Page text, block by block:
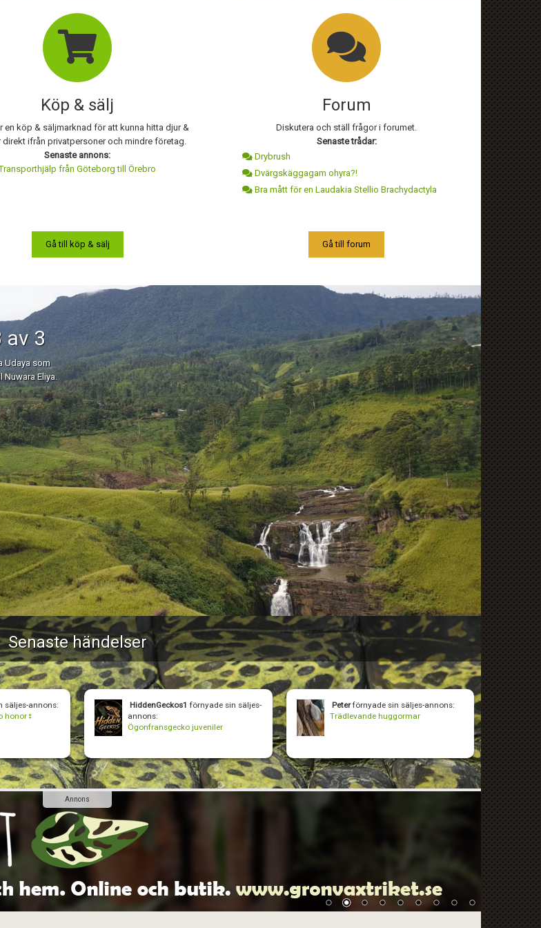
Köp & sälj
en köp & säljmarknad för att kunna hitta djur &
direkt ifrån privatpersoner och mindre företag.
Senaste annons:
från Göteborg till Örebro
Gå till köp & sälj
Forum
Diskutera och ställ frågor i forumet.
Senaste trådar:
Drybrush
Dvärgskäggagam ohyra?!
Bra mått för en Laudakia Stellio Brachydactyla
Gå till forum
av 3
Udaya som
Eliya.
Senaste händelser
säljes-annons:
honor♀️
HiddenGeckos1 förnyade sin säljes-
annons:
Ögonfransgecko juveniler
Peterförnyade sin säljes-annons:
Trädlevande huggormar
Annons